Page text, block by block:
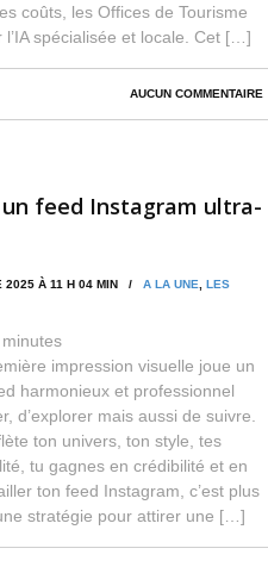
coûts, les Offices de Tourisme
spécialisée et locale. Cet […]
AUCUN COMMENTAIRE
feed Instagram ultra-
2025 À 11 H 04 MIN / A LA UNE
LES
minutes
impression visuelle joue un
harmonieux et professionnel
d’explorer mais aussi de suivre.
ton univers, ton style, tes
tu gagnes en crédibilité et en
ton feed Instagram, c’est plus
stratégie pour attirer une […]